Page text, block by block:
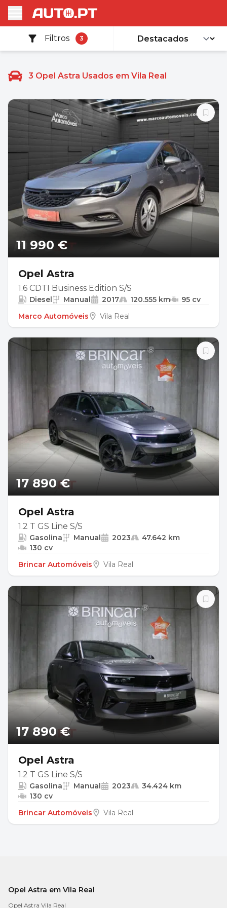
Filtros 3
3 Opel Astra Usados em Vila Real
11 990 €
Opel Astra
1.6 CDTI Business Edition S/S
Diesel Manual 2017 120.555 km
95 cv
Marco Automóveis
Vila Real
17 890 €
Opel Astra
1.2 T GS Line S/S
Gasolina Manual 2023
47.642 km
130 cv
Brincar Automóveis
Vila Real
17 890 €
Opel Astra
1.2 T GS Line S/S
Gasolina Manual 2023
34.424 km
130 cv
Brincar Automóveis
Vila Real
Opel Astra em Vila Real
Opel Astra Vila Real